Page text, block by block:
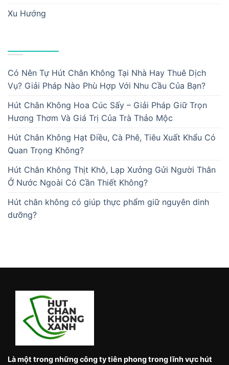
Xu Hướng
Có Nên Tự Hút Chân Không Tại Nhà Hay Thuê Dịch
Vụ? Giải Pháp Nào Phù Hợp Với Nhu Cầu Của Bạn?
Hút Chân Không Hoa Cúc Sấy – Giải Pháp Giữ Trọn
Hương Thơm Và Giá Trị Của Trà Thảo Mộc
Hút Chân Không Hạt Điều, Cà Phê, Tiêu Xuất Khẩu Có
Quan Trọng Không?
Hút Chân Không Thịt Khô, Lạp Xưởng Gửi Người Thân
Ở Nước Ngoài Có Cần Thiết Không?
Hút chân không có giúp thực phẩm giữ nguyên dinh
dưỡng?
Là một trong những công ty tiên phong trong lĩnh vực hút